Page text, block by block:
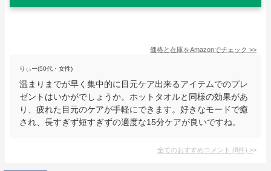
価格と在庫をAmazonでチェック >>
りぃー(50代・女性)
温まりまでが早く集中的に目元ケア出来るアイテムでのプレ
ゼントはいかがでしょうか。ホットタオルと同様の効果があ
り、疲れた目元のケアが手軽にできます。好きなモードで癒
され、長すぎず短すぎずの適度な15分ケアが良いですね。
全てのおすすめコメント (8件) >